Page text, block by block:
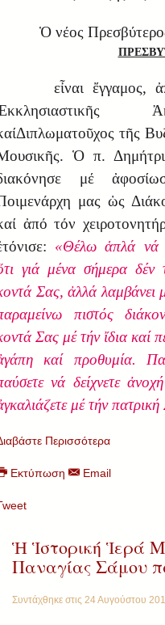
Ὁ νέος
εἶναι ἔγγαμος,
τῆς
Ὁ π.
μέ
μας ὡς
ἀπό τόν
«Θέλω ἁπλά νά
γιά μένα σήμερα δέν
Σας, ἀλλά λαμβάνει
πιστός
Σας μέ τήν ἴδια καί
καί προθυμία.
νά δείχνετε
μέ τήν
Περισσότερα
Εκτύπωση Email
Ἡ Ἱστορική Ἱερά
Παναγίας Σάμου
Συντάχθηκε στις 24 Αυγούστου